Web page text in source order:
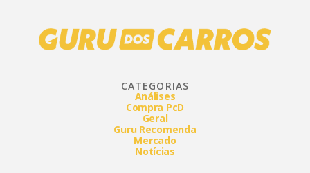
CATEGORIAS
Análises
Compra PcD
Geral
Guru Recomenda
Mercado
Notícias